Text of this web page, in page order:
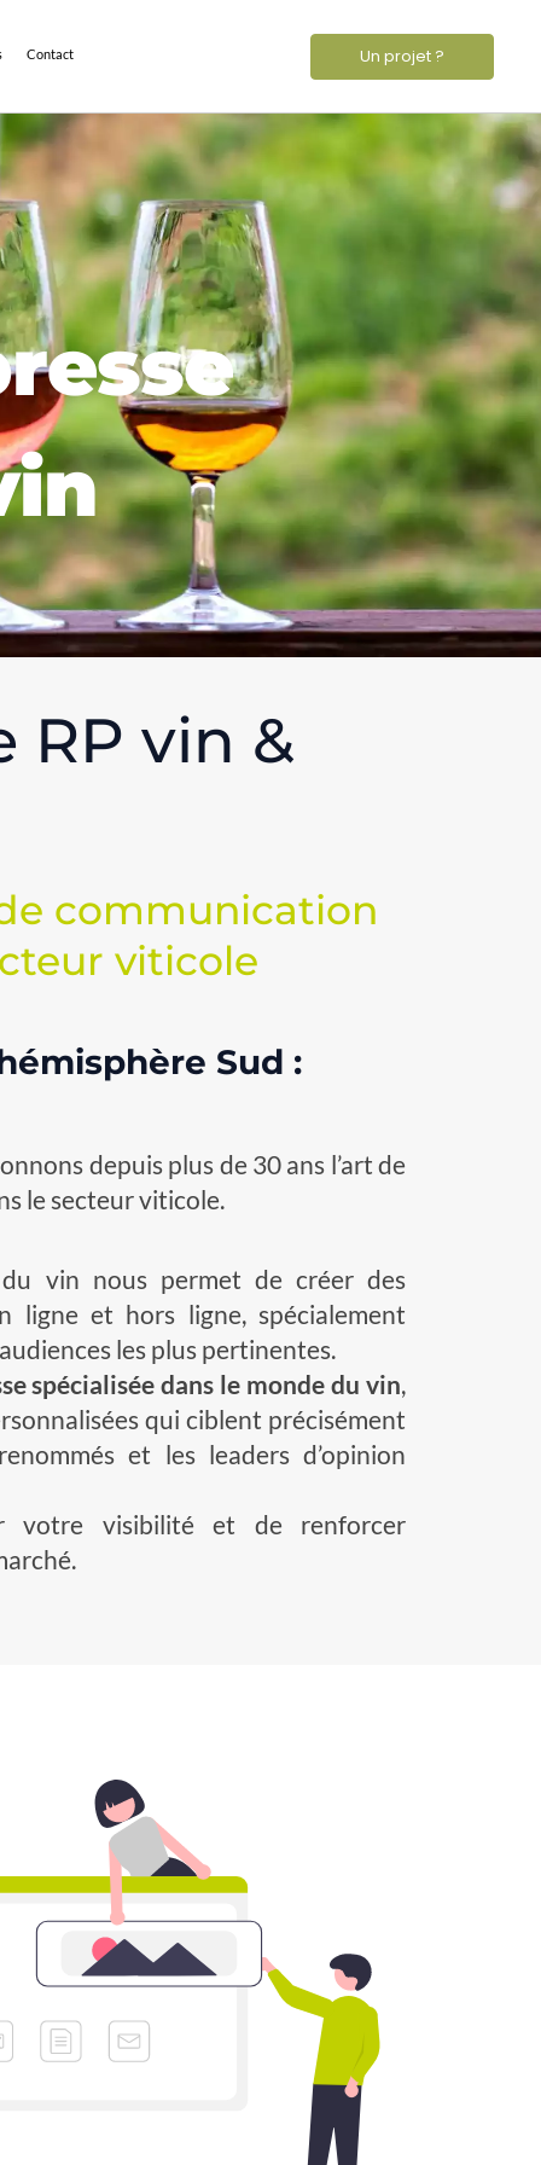
Contact Un projet ?
RP vin &
communication
viticole
Sud :
depuis plus de 30 ans l’art de
le secteur viticole.
vin nous permet de créer des
ligne et hors ligne, spécialement
les plus pertinentes.
spécialisée dans le monde du vin,
qui ciblent précisément
et les leaders d’opinion
votre visibilité et de renforcer